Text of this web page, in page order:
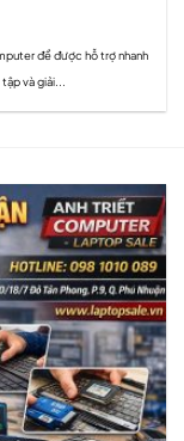
để được hỗ trợ nhanh
và giải...